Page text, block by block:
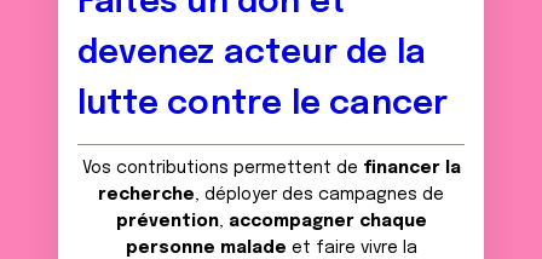
devenez acteur de la
lutte contre le cancer
Vos contributions permettent de financer la
recherche, déployer des campagnes de
prévention, accompagner chaque
personne malade et faire vivre la